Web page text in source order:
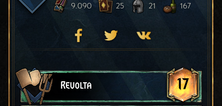
9.090 25 21 167
Revolta 17